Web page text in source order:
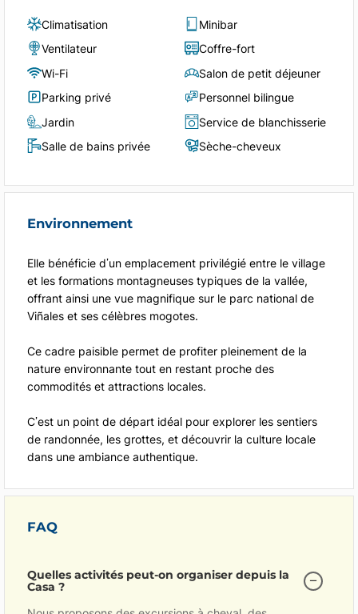
Climatisation
Ventilateur
Wi-Fi
Parking privé
Jardin
Salle de bains privée
Minibar
Coffre-fort
Salon de petit déjeuner
Personnel bilingue
Service de blanchisserie
Sèche-cheveux
Environnement
Elle bénéficie d’un emplacement privilégié entre le village
et les formations montagneuses typiques de la vallée,
offrant ainsi une vue magnifique sur le parc national de
Viñales et ses célèbres mogotes.
Ce cadre paisible permet de profiter pleinement de la
nature environnante tout en restant proche des
commodités et attractions locales.
C’est un point de départ idéal pour explorer les sentiers
de randonnée, les grottes, et découvrir la culture locale
dans une ambiance authentique.
FAQ
Quelles activités peut-on organiser depuis la
Casa ?